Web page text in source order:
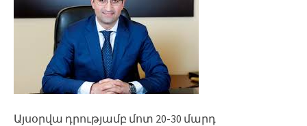
Այսօրվա դրությամբ մոտ 20-30 մարդ